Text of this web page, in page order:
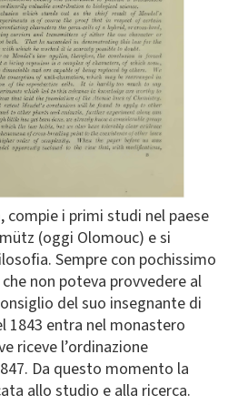
i primi studi nel paese
(oggi Olomouc) e si
Sempre con pochissimo
non poteva provvedere al
del suo insegnante di
1843 entra nel monastero
riceve l’ordinazione
Da questo momento la
allo studio e alla ricerca.